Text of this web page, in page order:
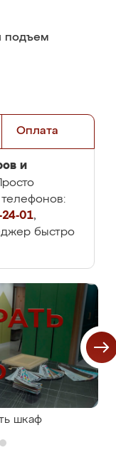
подъем
Оплата
и
24-01,
быстро
шкаф